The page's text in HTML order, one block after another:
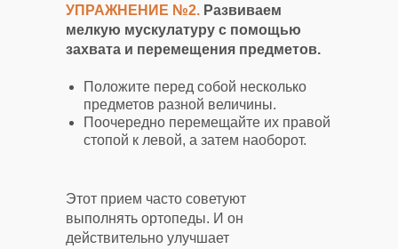
УПРАЖНЕНИЕ №2. Развиваем
мелкую мускулатуру с помощью
захвата и перемещения предметов.
Положите перед собой несколько
предметов разной величины.
Поочередно перемещайте их правой
стопой к левой, а затем наоборот.
Этот прием часто советуют
выполнять ортопеды. И он
действительно улучшает